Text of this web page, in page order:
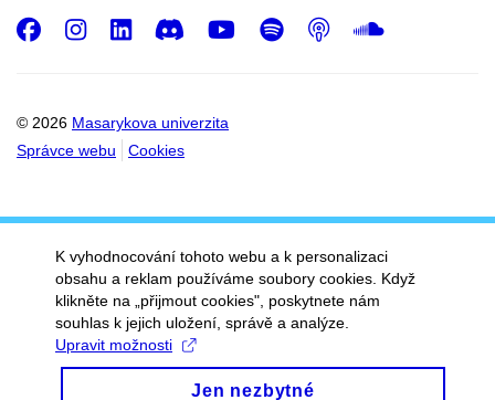
© 2026 Masarykova univerzita
Správce webu
Cookies
Facebook
Instagram
LinkedIn
DiscordYoutube
Spotify
Podcast
K vyhodnocování tohoto webu a k personalizaci
obsahu a reklam používáme soubory cookies. Když
klikněte na „přijmout cookies", poskytnete nám
souhlas k jejich uložení, správě a analýze.
Upravit možnosti
Jen nezbytné